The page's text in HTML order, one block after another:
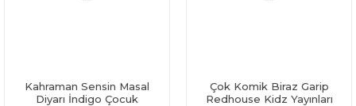
Kahraman Sensin Masal
Diyarı İndigo Çocuk
Çok Komik Biraz Garip
Redhouse Kidz Yayınları